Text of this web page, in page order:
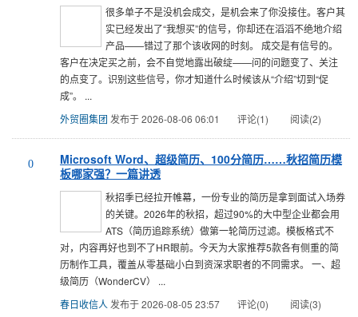
很多单子不是没机会成交，是机会来了你没接住。客户其
实已经发出了“我想买”的信号，你却还在滔滔不绝地介绍
产品——错过了那个该收网的时刻。 成交是有信号的。
客户在决定买之前，会不自觉地露出破绽——问的问题变了、关注
的点变了。识别这些信号，你才知道什么时候该从“介绍”切到“促
成”。 ...
外贸圈集团 发布于 2026-08-06 06:01 评论(1) 阅读(2)
0
Microsoft Word、超级简历、100分简历……秋招简历模
板哪家强？一篇讲透
秋招季已经拉开帷幕，一份专业的简历是拿到面试入场券
的关键。2026年的秋招，超过90%的大中型企业都会用
ATS（简历追踪系统）做第一轮简历过滤。模板格式不
对，内容再好也到不了HR眼前。今天为大家推荐5款各有侧重的简
历制作工具，覆盖从零基础小白到资深求职者的不同需求。 一、超
级简历（WonderCV） ...
春日收信人 发布于 2026-08-05 23:57 评论(0) 阅读(3)